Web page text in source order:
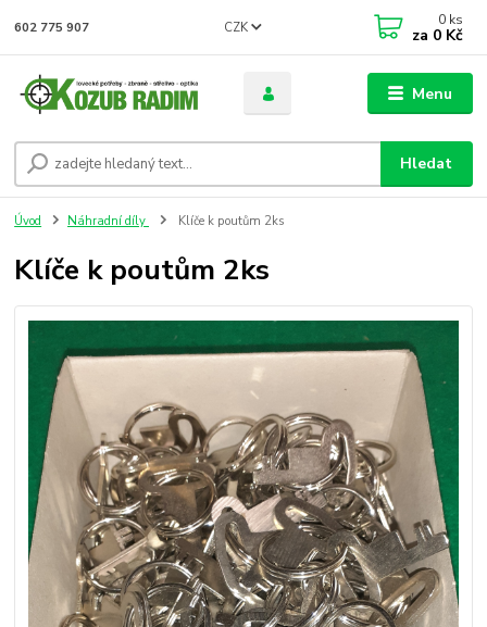
Menu
CZK
Hledat
602 775 907 0 ks
za 0 Kč
Úvod Náhradní díly Klíče k poutům 2ks
Klíče k poutům 2ks